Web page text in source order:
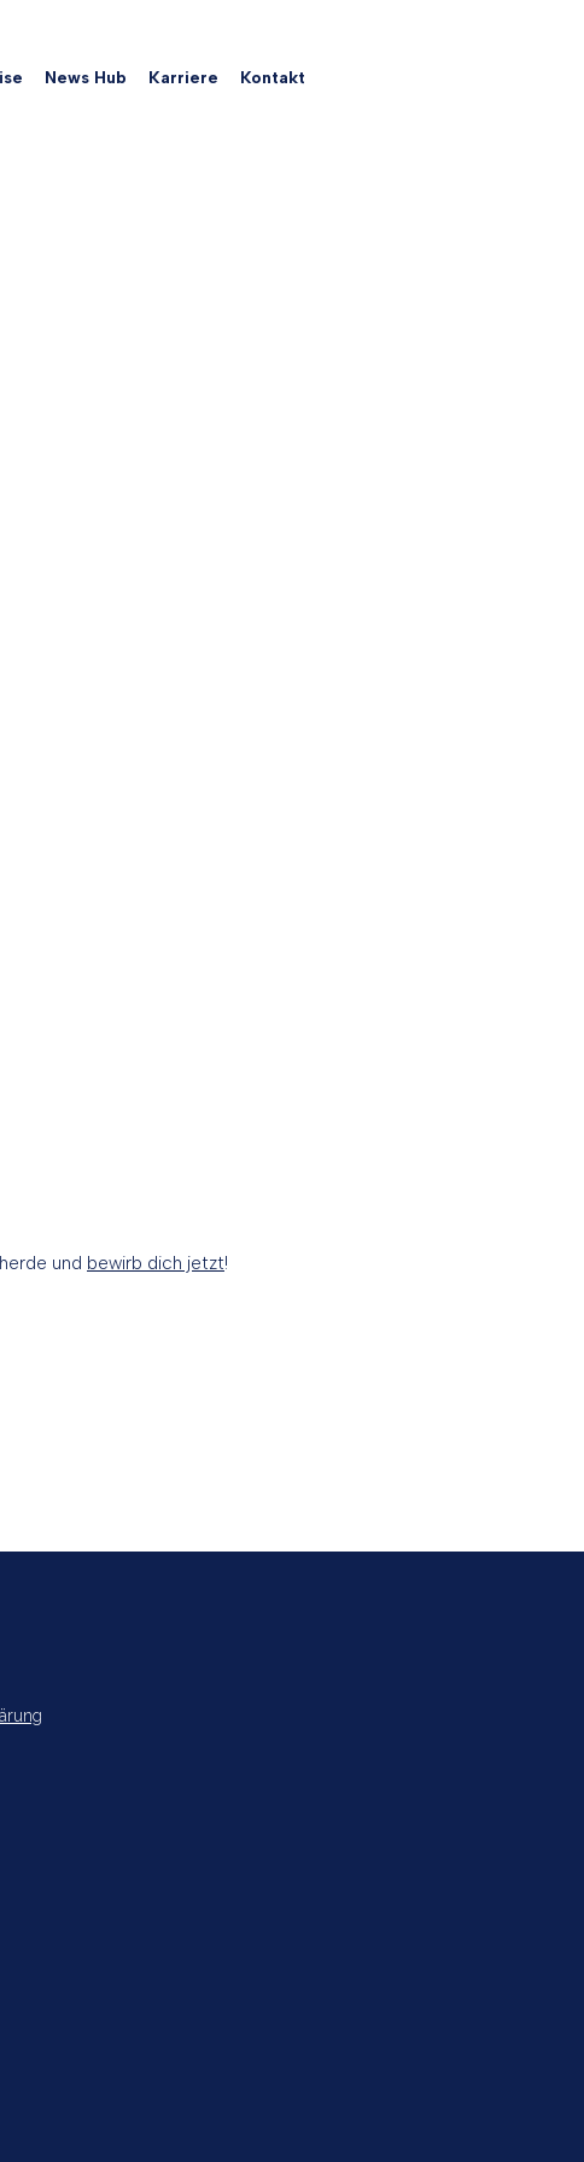
News Hub Karriere Kontakt
und bewirb dich jetzt!